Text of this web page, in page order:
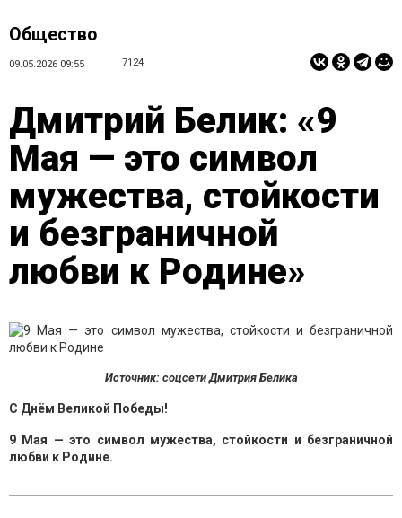
Общество
09.05.2026 09:55 7124
Дмитрий Белик: «9
Мая — это символ
мужества, стойкости
и безграничной
любви к Родине»
Источник: соцсети Дмитрия Белика
С Днём Великой Победы!
9 Мая — это символ мужества, стойкости и безграничной
любви к Родине.